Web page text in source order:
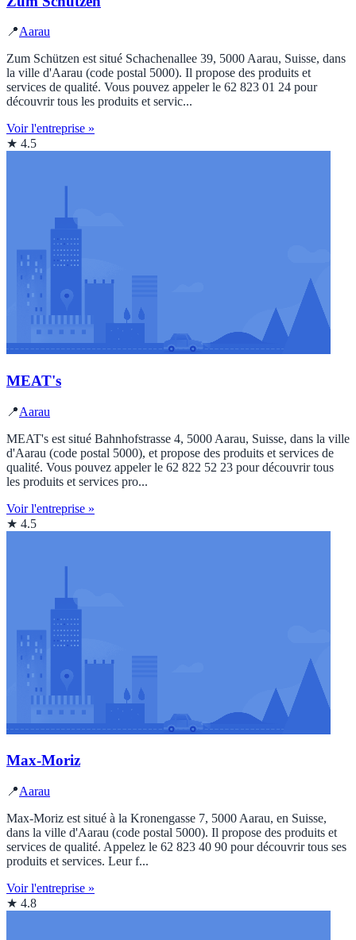
📍Aarau
Zum Schützen est situé Schachenallee 39, 5000 Aarau, Suisse, dans
la ville d'Aarau (code postal 5000). Il propose des produits et
services de qualité. Vous pouvez appeler le 62 823 01 24 pour
découvrir tous les produits et servic...
Voir l'entreprise »
★ 4.5
MEAT's
📍Aarau
MEAT's est situé Bahnhofstrasse 4, 5000 Aarau, Suisse, dans la ville
d'Aarau (code postal 5000), et propose des produits et services de
qualité. Vous pouvez appeler le 62 822 52 23 pour découvrir tous
les produits et services pro...
Voir l'entreprise »
★ 4.5
Max-Moriz
📍Aarau
Max-Moriz est situé à la Kronengasse 7, 5000 Aarau, en Suisse,
dans la ville d'Aarau (code postal 5000). Il propose des produits et
services de qualité. Appelez le 62 823 40 90 pour découvrir tous ses
produits et services. Leur f...
Voir l'entreprise »
★ 4.8